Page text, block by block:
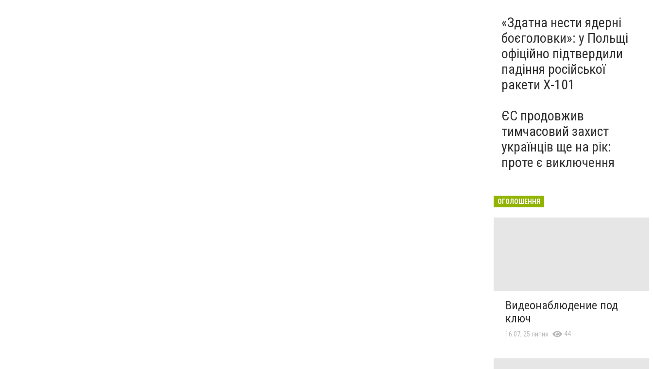
«Здатна нести ядерні
боєголовки»: у Польщі
офіційно підтвердили
падіння російської
ракети Х-101
ЄС продовжив
тимчасовий захист
українців ще на рік:
проте є виключення
ОГОЛОШЕННЯ
Видеонаблюдение под
ключ
16:07, 25 липня 44